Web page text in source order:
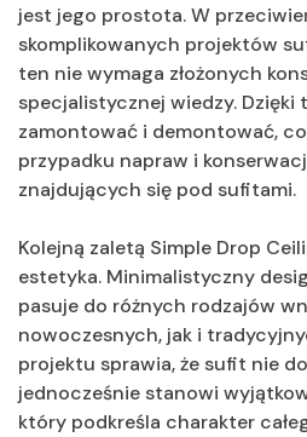
jest jego prostota. W
skomplikowanych projektów
ten nie wymaga złożonych
specjalistycznej wiedzy. Dzięki
zamontować i demontować,
przypadku napraw i
znajdujących się pod sufitami.
Kolejną zaletą Simple Drop
estetyka. Minimalistyczny
pasuje do różnych rodzajów
nowoczesnych, jak i
projektu sprawia, że sufit nie
jednocześnie stanowi
który podkreśla charakter